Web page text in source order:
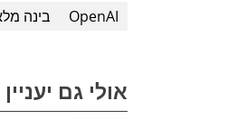
OpenAI בינה
אולי גם